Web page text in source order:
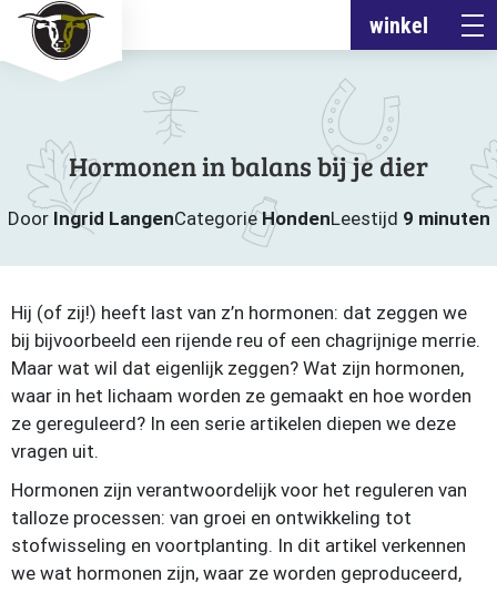
winkel
Hormonen in balans bij je dier
Door Ingrid LangenCategorieHondenLeestijd 9 minuten
Hij (of zij!) heeft last van z’n hormonen: dat zeggen we
bij bijvoorbeeld een rijende reu of een chagrijnige merrie.
Maar wat wil dat eigenlijk zeggen? Wat zijn hormonen,
waar in het lichaam worden ze gemaakt en hoe worden
ze gereguleerd? In een serie artikelen diepen we deze
vragen uit.
Hormonen zijn verantwoordelijk voor het reguleren van
talloze processen: van groei en ontwikkeling tot
stofwisseling en voortplanting. In dit artikel verkennen
we wat hormonen zijn, waar ze worden geproduceerd,